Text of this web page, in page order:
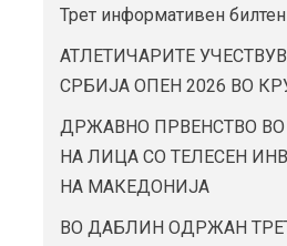
Трет информативен билтен
АТЛЕТИЧАРИТЕ
СРБИЈА ОПЕН 2026 ВО
ДРЖАВНО ПРВЕНСТВО ВО
НА ЛИЦА СО ТЕЛЕСЕН
НА МАКЕДОНИЈА
ВО ДАБЛИН ОДРЖАН